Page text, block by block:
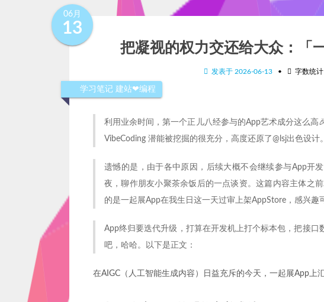
06月
13
学习笔记 建站❤编程
把凝视的权力交还给大众：「
发表于 2026-06-13 • 字数统计
利用业余时间，第一个正儿八经参与的App艺术成分这么高
VibeCoding 潜能被挖掘的很充分，高度还原了@lsj出色设计。
遗憾的是，由于各中原因，后续大概不会继续参与App开
夜，聊作朋友小聚茶余饭后的一点谈资。这篇内容主体之
的是一起展App在我生日这一天过审上架AppStore，感兴趣
App终归要迭代升级，打算在开发机上打个标本包，把接
吧，哈哈。以下是正文：
在AIGC（人工智能生成内容）日益充斥的今天，一起展App上